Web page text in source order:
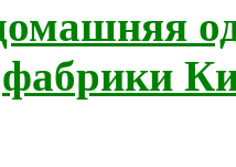
фабрики